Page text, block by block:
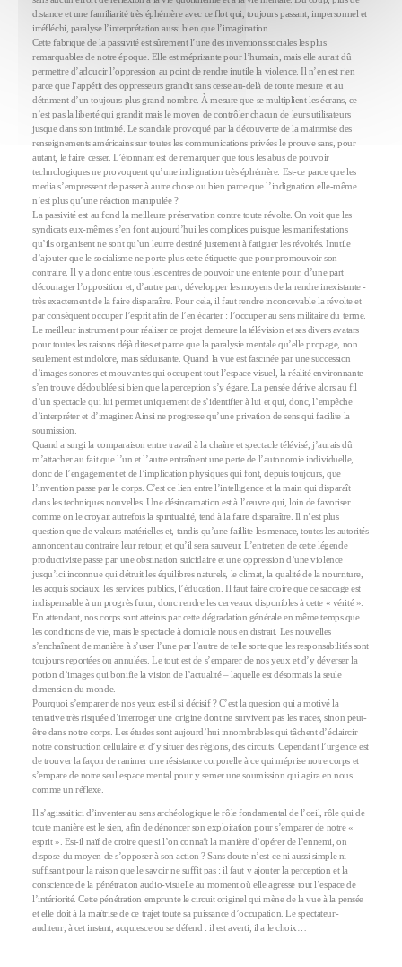
distance et une familiarité très éphémère avec ce flot qui, toujours passant, impersonnel et
irréfléchi, paralyse l’interprétation aussi bien que l’imagination.
Cette fabrique de la passivité est sûrement l’une des inventions sociales les plus
remarquables de notre époque. Elle est méprisante pour l’humain, mais elle aurait dû
permettre d’adoucir l’oppression au point de rendre inutile la violence. Il n’en est rien
parce que l’appétit des oppresseurs grandit sans cesse au-delà de toute mesure et au
détriment d’un toujours plus grand nombre. À mesure que se multiplient les écrans, ce
n’est pas la liberté qui grandit mais le moyen de contrôler chacun de leurs utilisateurs
jusque dans son intimité. Le scandale provoqué par la découverte de la mainmise des
renseignements américains sur toutes les communications privées le prouve sans, pour
autant, le faire cesser. L’étonnant est de remarquer que tous les abus de pouvoir
technologiques ne provoquent qu’une indignation très éphémère. Est-ce parce que les
media s’empressent de passer à autre chose ou bien parce que l’indignation elle-même
n’est plus qu’une réaction manipulée ?
La passivité est au fond la meilleure préservation contre toute révolte. On voit que les
syndicats eux-mêmes s’en font aujourd’hui les complices puisque les manifestations
qu’ils organisent ne sont qu’un leurre destiné justement à fatiguer les révoltés. Inutile
d’ajouter que le socialisme ne porte plus cette étiquette que pour promouvoir son
contraire. Il y a donc entre tous les centres de pouvoir une entente pour, d’une part
décourager l’opposition et, d’autre part, développer les moyens de la rendre inexistante -
très exactement de la faire disparaître. Pour cela, il faut rendre inconcevable la révolte et
par conséquent occuper l’esprit afin de l’en écarter : l’occuper au sens militaire du terme.
Le meilleur instrument pour réaliser ce projet demeure la télévision et ses divers avatars
pour toutes les raisons déjà dites et parce que la paralysie mentale qu’elle propage, non
seulement est indolore, mais séduisante. Quand la vue est fascinée par une succession
d’images sonores et mouvantes qui occupent tout l’espace visuel, la réalité environnante
s’en trouve dédoublée si bien que la perception s’y égare. La pensée dérive alors au fil
d’un spectacle qui lui permet uniquement de s’identifier à lui et qui, donc, l’empêche
d’interpréter et d’imaginer. Ainsi ne progresse qu’une privation de sens qui facilite la
soumission.
Quand a surgi la comparaison entre travail à la chaîne et spectacle télévisé, j’aurais dû
m’attacher au fait que l’un et l’autre entraînent une perte de l’autonomie individuelle,
donc de l’engagement et de l’implication physiques qui font, depuis toujours, que
l’invention passe par le corps. C’est ce lien entre l’intelligence et la main qui disparaît
dans les techniques nouvelles. Une désincarnation est à l’œuvre qui, loin de favoriser
comme on le croyait autrefois la spiritualité, tend à la faire disparaître. Il n’est plus
question que de valeurs matérielles et, tandis qu’une faillite les menace, toutes les autorités
annoncent au contraire leur retour, et qu’il sera sauveur. L’entretien de cette légende
productiviste passe par une obstination suicidaire et une oppression d’une violence
jusqu’ici inconnue qui détruit les équilibres naturels, le climat, la qualité de la nourriture,
les acquis sociaux, les services publics, l’éducation. Il faut faire croire que ce saccage est
indispensable à un progrès futur, donc rendre les cerveaux disponibles à cette « vérité ».
En attendant, nos corps sont atteints par cette dégradation générale en même temps que
les conditions de vie, mais le spectacle à domicile nous en distrait. Les nouvelles
s’enchaînent de manière à s’user l’une par l’autre de telle sorte que les responsabilités sont
toujours reportées ou annulées. Le tout est de s’emparer de nos yeux et d’y déverser la
potion d’images qui bonifie la vision de l’actualité – laquelle est désormais la seule
dimension du monde.
Pourquoi s’emparer de nos yeux est-il si décisif ? C’est la question qui a motivé la
tentative très risquée d’interroger une origine dont ne survivent pas les traces, sinon peut-
être dans notre corps. Les études sont aujourd’hui innombrables qui tâchent d’éclaircir
notre construction cellulaire et d’y situer des régions, des circuits. Cependant l’urgence est
de trouver la façon de ranimer une résistance corporelle à ce qui méprise notre corps et
s’empare de notre seul espace mental pour y semer une soumission qui agira en nous
comme un réflexe.
Il s’agissait ici d’inventer au sens archéologique le rôle fondamental de l’oeil, rôle qui de
toute manière est le sien, afin de dénoncer son exploitation pour s’emparer de notre «
esprit ». Est-il naïf de croire que si l’on connaît la manière d’opérer de l’ennemi, on
dispose du moyen de s’opposer à son action ? Sans doute n’est-ce ni aussi simple ni
suffisant pour la raison que le savoir ne suffit pas : il faut y ajouter la perception et la
conscience de la pénétration audio-visuelle au moment où elle agresse tout l’espace de
l’intériorité. Cette pénétration emprunte le circuit originel qui mène de la vue à la pensée
et elle doit à la maîtrise de ce trajet toute sa puissance d’occupation. Le spectateur-
auditeur, à cet instant, acquiesce ou se défend : il est averti, il a le choix…